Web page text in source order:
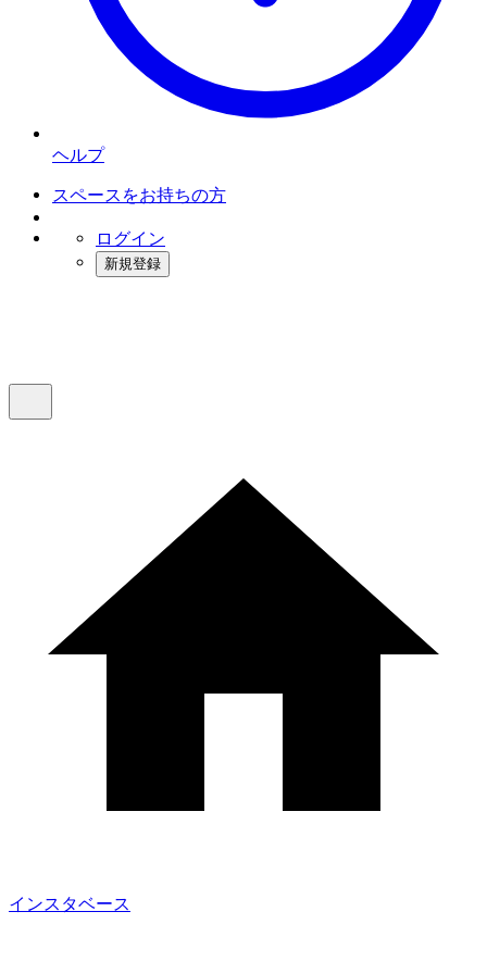
ヘルプ
スペースをお持ちの方
ログイン
新規登録
インスタベース